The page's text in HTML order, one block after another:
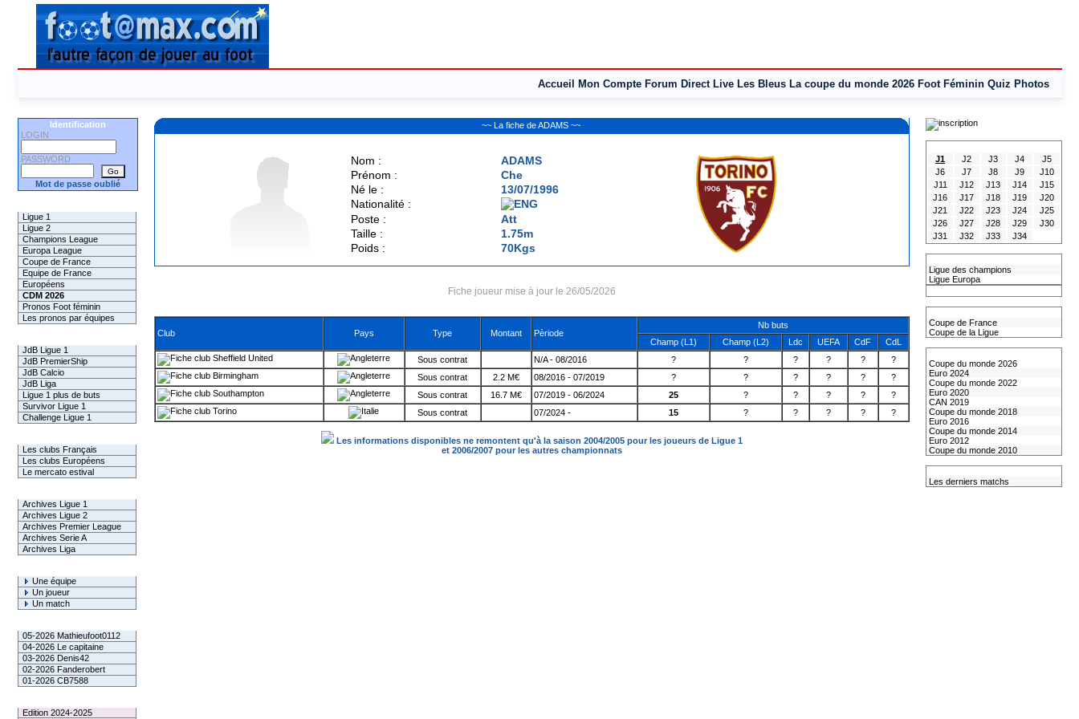
Accueil Mon Compte Forum Direct Live Les Bleus La coupe du monde 2026 Foot Féminin Quiz Photos
Identification
LOGIN
PASSWORD
Mot de passe oublié
Ligue 1
Ligue 2
Champions League
Europa League
Coupe de France
Equipe de France
Européens
CDM 2026
Pronos Foot féminin
Les pronos par équipes
JdB Ligue 1
JdB PremierShip
JdB Calcio
JdB Liga
Ligue 1 plus de buts
Survivor Ligue 1
Challenge Ligue 1
Les clubs Français
Les clubs Européens
Le mercato estival
Archives Ligue 1
Archives Ligue 2
Archives Premier League
Archives Serie A
Archives Liga
Une équipe
Un joueur
Un match
05-2026 Mathieufoot0112
04-2026 Le capitaine
03-2026 Denis42
02-2026 Fanderobert
01-2026 CB7588
Edition 2024-2025
~~ La fiche de ADAMS ~~
Nom :
ADAMS
Prénom :
Che
Né le :
13/07/1996
Nationalité :
Poste :
Att
Taille :
1.75m
Poids :
70Kgs
Fiche joueur mise à jour le 26/05/2026
Club Pays Type Montant Pèriode
Nb buts
Champ (L1)
Champ (L2) Ldc UEFA CdF
CdL
Sheffield United
Sous contrat N/A - 08/2016 ? ? ? ? ?
?
Birmingham
Sous contrat 2.2 M€ 08/2016 - 07/2019 ? ? ? ? ?
?
Southampton
Sous contrat 16.7 M€ 07/2019 - 06/2024 25 ? ? ? ?
?
Torino
Sous contrat 07/2024 - 15 ? ? ? ? ?
Les informations disponibles ne remontent qu'à la saison 2004/2005 pour les joueurs de Ligue 1
et 2006/2007 pour les autres championnats
J1
J2 J3 J4
J5
J6
J7 J8 J9
J10
J11
J12 J13 J14
J15
J16
J17 J18 J19
J20
J21
J22 J23 J24
J25
J26
J27 J28 J29
J30
J31
J32 J33 J34
Ligue des champions
Ligue Europa
Coupe de France
Coupe de la Ligue
Coupe du monde 2026
Euro 2024
Coupe du monde 2022
Euro 2020
CAN 2019
Coupe du monde 2018
Euro 2016
Coupe du monde 2014
Euro 2012
Coupe du monde 2010
Les derniers matchs